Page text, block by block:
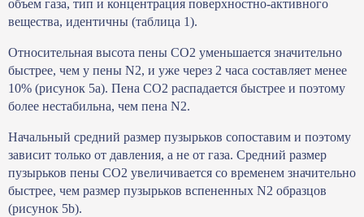
объем газа, тип и концентрация поверхностно-активного
вещества, идентичны (таблица 1).
Относительная высота пены CO2 уменьшается значительно
быстрее, чем у пены N2, и уже через 2 часа составляет менее
10% (рисунок 5a). Пена CO2 распадается быстрее и поэтому
более нестабильна, чем пена N2.
Начальный средний размер пузырьков сопоставим и поэтому
зависит только от давления, а не от газа. Средний размер
пузырьков пены CO2 увеличивается со временем значительно
быстрее, чем размер пузырьков вспененных N2 образцов
(рисунок 5b).